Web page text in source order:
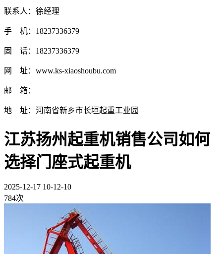
联系人：徐经理
手 机：18237336379
固 话：18237336379
网 址：www.ks-xiaoshoubu.com
邮 箱：
地 址：河南省新乡市长垣起重工业园
江苏扬州起重机销售公司如何
选择门座式起重机
2025-12-17 10-12-10
784次